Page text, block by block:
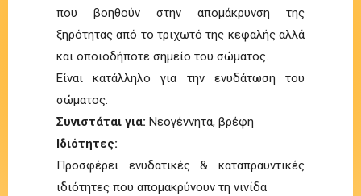
που βοηθούν στην απομάκρυνση της
ξηρότητας από το τριχωτό της κεφαλής αλλά
και οποιοδήποτε σημείο του σώματος.
Είναι κατάλληλο για την ενυδάτωση του
σώματος.
Συνιστάται για: Νεογέννητα, βρέφη
Ιδιότητες:
Προσφέρει ενυδατικές & καταπραϋντικές
ιδιότητες που απομακρύνουν τη νινίδα